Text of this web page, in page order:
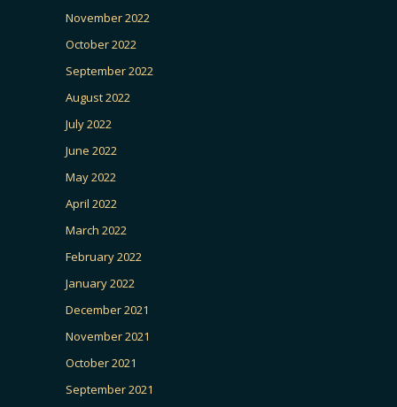
November 2022
October 2022
September 2022
August 2022
July 2022
June 2022
May 2022
April 2022
March 2022
February 2022
January 2022
December 2021
November 2021
October 2021
September 2021